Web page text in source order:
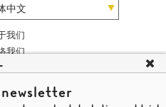
中文
我们
我们
我们
网站地图
品味游